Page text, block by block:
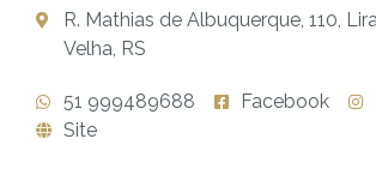
R. Mathias de Albuquerque, 110,
Velha, RS
51 999489688 Facebook
Site